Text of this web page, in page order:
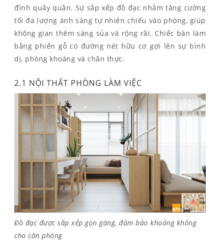
đình quây quần. Sự sắp xếp đồ đạc nhằm tăng cường
tối đa lượng ánh sáng tự nhiên chiếu vào phòng, giúp
không gian thêm sáng sủa và rộng rãi. Chiếc bàn làm
bằng phiến gỗ có đường nét hữu cơ gợi lên sự bình
dị, phóng khoáng và chân thực.
2.1 NỘI THẤT PHÒNG LÀM VIỆC
Đồ đạc được sắp xếp gọn gàng, đảm bảo khoảng không
cho căn phòng